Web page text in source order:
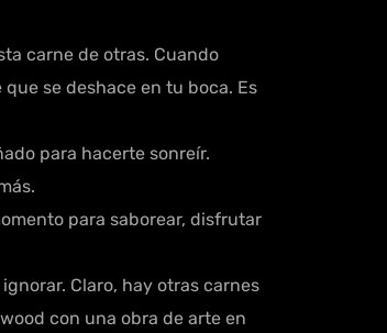
carne de otras. Cuando
se deshace en tu boca. Es
para hacerte sonreír.
para saborear, disfrutar
Claro, hay otras carnes
con una obra de arte en